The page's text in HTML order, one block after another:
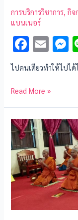
การบริการวิชาการ,กิจ
แบนเนอร์
F
ac
e
b
o
o
k
E
m
ai
l
es
g
ไปคนเดียวทำให้ไปไ
Read More »